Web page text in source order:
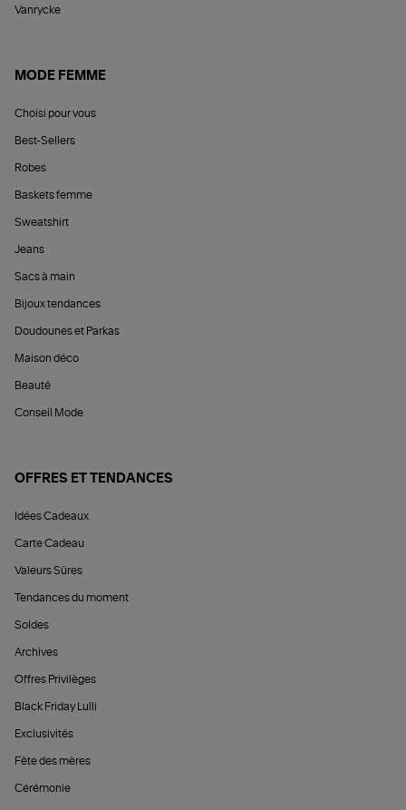
Vanrycke
MODE FEMME
Choisi pour vous
Best-Sellers
Robes
Baskets femme
Sweatshirt
Jeans
Sacs à main
Bijoux tendances
Doudounes et Parkas
Maison déco
Beauté
Conseil Mode
OFFRES ET TENDANCES
Idées Cadeaux
Carte Cadeau
Valeurs Sûres
Tendances du moment
Soldes
Archives
Offres Privilèges
Black Friday Lulli
Exclusivités
Fête des mères
Cérémonie